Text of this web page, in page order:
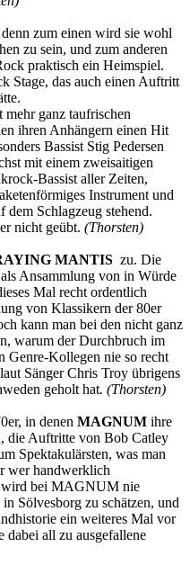
zum einen wird sie wohl
zu sein, und zum anderen
praktisch ein Heimspiel.
Stage, das auch einen Auftritt
mehr ganz taufrischen
ihren Anhängern einen Hit
Bassist Stig Pedersen
mit einem zweisaitigen
Bassist aller Zeiten,
Instrument und
dem Schlagzeug stehend.
nicht geübt. (Thorsten)
MANTIS zu. Die
Ansammlung von in Würde
Mal recht ordentlich
von Klassikern der 80er
kann man bei den nicht ganz
warum der Durchbruch im
Genre-Kollegen nie so recht
Sänger Chris Troy übrigens
geholt hat. (Thorsten)
in denen MAGNUM ihre
die Auftritte von Bob Catley
Spektakulärsten, was man
wer handwerklich
wird bei MAGNUM nie
Sölvesborg zu schätzen, und
ein weiteres Mal vor
dabei all zu ausgefallene